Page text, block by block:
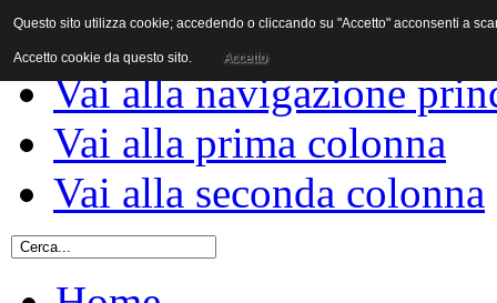
Vai al contenuto
Vai alla navigazione
Vai alla prima colonna
Vai alla seconda colonna
Questo sito utilizza cookie; accedendo o cliccando su "Accetto" acconsenti a
Accetto cookie da questo sito. Accetto